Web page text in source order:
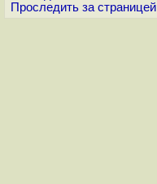
Проследить за страницей